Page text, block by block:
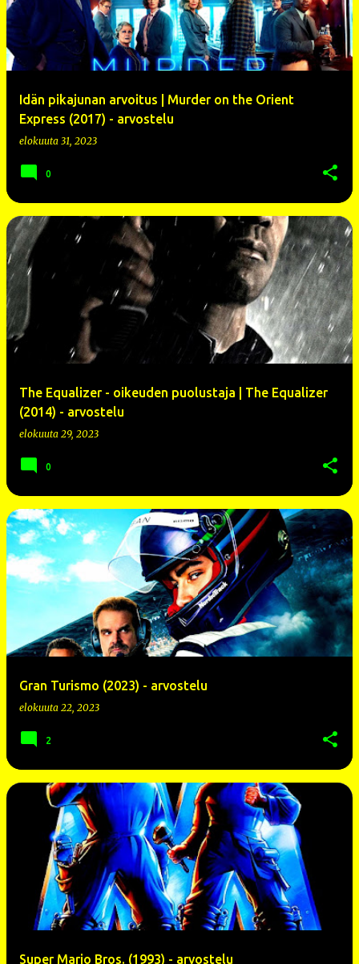
s
t
Idän pikajunan arvoitus | Murder on the Orient
Express (2017) - arvostelu
elokuuta 31, 2023
0
The Equalizer - oikeuden puolustaja | The Equalizer
(2014) - arvostelu
elokuuta 29, 2023
0
Gran Turismo (2023) - arvostelu
elokuuta 22, 2023
2
Super Mario Bros. (1993) - arvostelu